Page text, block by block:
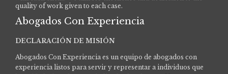
quality of work given to each case.
Abogados Con Experiencia
DECLARACIÓN DE MISIÓN
Abogados Con Experiencia es un equipo de abogados con
experiencia listos para servir y representar a individuos que